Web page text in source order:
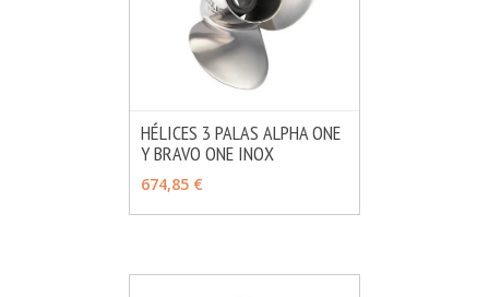
VER OPCIONES
HÉLICES 3 PALAS ALPHA ONE
Y BRAVO ONE INOX
674,85 €